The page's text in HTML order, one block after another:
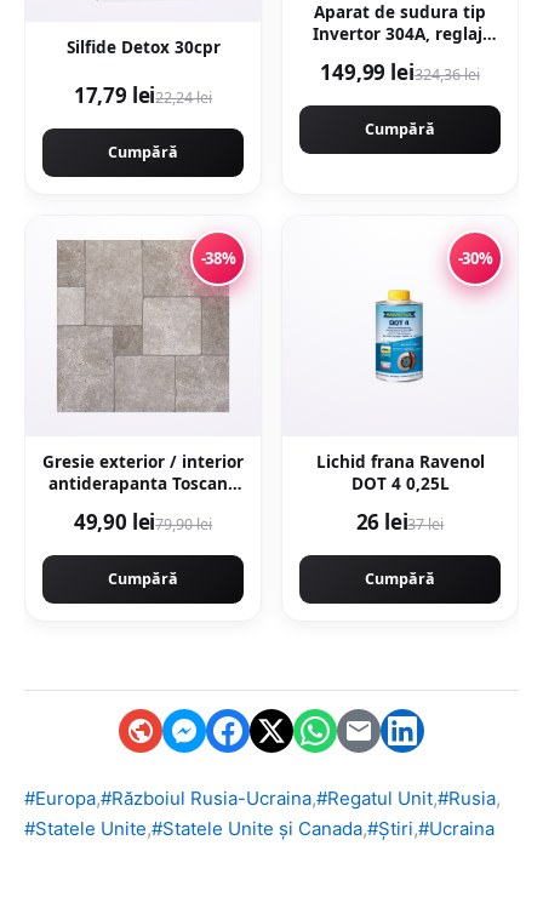
Silfide Detox 30cpr
17,79 lei22,24 lei
Cumpără
Aparat de sudura tip
Invertor 304A, reglaj,
1.6-4mm, Next
MASH PROFESSIONAL
CMP1694
149,99 lei324,36 lei
Cumpără
-38%
Gresie exterior / interior
antiderapanta Toscana
portelanata rectificata
49,90 lei79,90 lei
Cumpără
-30%
Lichid frana Ravenol
DOT 4 0,25L
26 lei37 lei
Cumpără
#Europa,#Războiul Rusia-Ucraina,#Regatul Unit,#Rusia,
#Statele Unite,#Statele Unite și Canada,#Știri,#Ucraina